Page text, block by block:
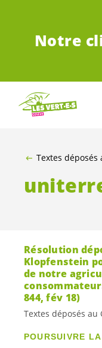
Notre
Textes déposés
Résolution
Klopfenstein
de notre
844, fév 18)
Textes déposés au
POURSUIVRE